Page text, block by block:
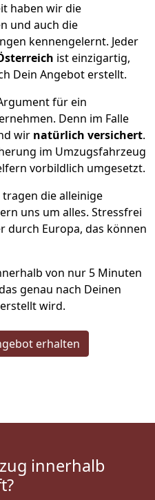
haben wir die
und auch die
kennengelernt. Jeder
ist einzigartig,
Dein Angebot erstellt.
für ein
Denn im Falle
wir natürlich versichert.
im Umzugsfahrzeug
vorbildlich umgesetzt.
die alleinige
uns um alles. Stressfrei
durch Europa, das können
von nur 5 Minuten
genau nach Deinen
wird.
erhalten
innerhalb